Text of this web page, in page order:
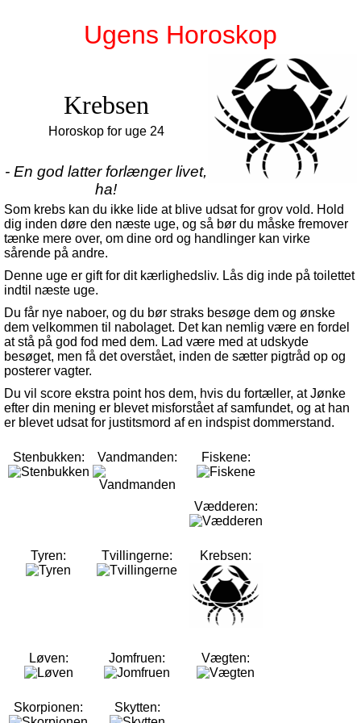
Ugens Horoskop
Krebsen
Horoskop for uge 24
- En god latter forlænger livet,
ha!
Som krebs kan du ikke lide at blive udsat for grov vold. Hold
dig inden døre den næste uge, og så bør du måske fremover
tænke mere over, om dine ord og handlinger kan virke
sårende på andre.
Denne uge er gift for dit kærlighedsliv. Lås dig inde på toilettet
indtil næste uge.
Du får nye naboer, og du bør straks besøge dem og ønske
dem velkommen til nabolaget. Det kan nemlig være en fordel
at stå på god fod med dem. Lad være med at udskyde
besøget, men få det overstået, inden de sætter pigtråd op og
posterer vagter.
Du vil score ekstra point hos dem, hvis du fortæller, at Jønke
efter din mening er blevet misforstået af samfundet, og at han
er blevet udsat for justitsmord af en indspist dommerstand.
Stenbukken: Vandmanden: Fiskene:
Vædderen:
Tyren: Tvillingerne: Krebsen:
Løven: Jomfruen: Vægten:
Skorpionen: Skytten: